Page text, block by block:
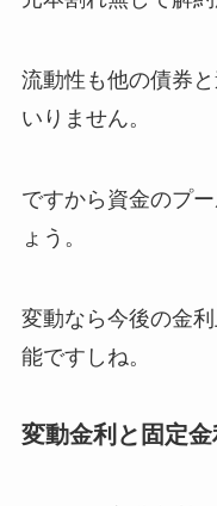
流動性も他の債券
いりません。
ですから資金のプ
ょう。
変動なら今後の金
能ですしね。
変動金利と固定